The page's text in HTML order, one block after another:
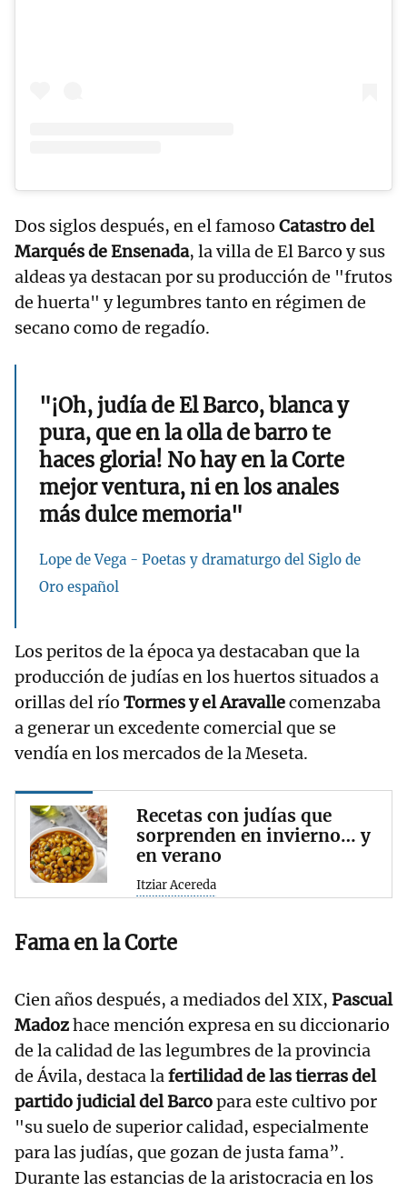
Dos siglos después, en el famoso Catastro del
Marqués de Ensenada, la villa de El Barco y sus
aldeas ya destacan por su producción de "frutos
de huerta" y legumbres tanto en régimen de
secano como de regadío.
"¡Oh, judía de El Barco, blanca y
pura, que en la olla de barro te
haces gloria! No hay en la Corte
mejor ventura, ni en los anales
más dulce memoria"
Lope de Vega - Poetas y dramaturgo del Siglo de
Oro español
Los peritos de la época ya destacaban que la
producción de judías en los huertos situados a
orillas del río Tormes y el Aravallecomenzaba
a generar un excedente comercial que se
vendía en los mercados de la Meseta.
Recetas con judías que
sorprenden en invierno… y
en verano
Itziar Acereda
Fama en la Corte
Cien años después, a mediados del XIX, Pascual
Madozhace mención expresa en su diccionario
de la calidad de las legumbres de la provincia
de Ávila, destaca lafertilidad de las tierras del
partido judicial del Barcopara este cultivo por
"su suelo de superior calidad, especialmente
para las judías, que gozan de justa fama”.
Durante las estancias de la aristocracia en los